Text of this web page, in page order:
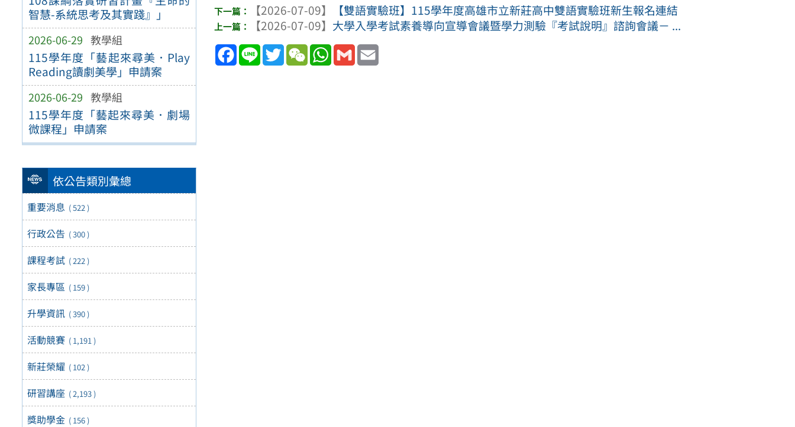
智慧-系統思考及其實踐』」
2026-06-29 教學組
115學年度「藝起來尋美．Play
Reading讀劇美學」申請案
2026-06-29 教學組
115學年度「藝起來尋美．劇場
微課程」申請案
依公告類別彙總
重要消息 ( 522 )
行政公告 ( 300 )
課程考試 ( 222 )
家長專區 ( 159 )
升學資訊 ( 390 )
活動競賽 ( 1,191 )
新莊榮耀 ( 102 )
研習講座 ( 2,193 )
獎助學金 ( 156 )
【2026-07-09】
【雙語實驗班】115學年度高雄市立新莊高中雙語實驗班新生報名連結
【2026-07-09】 大學入學考試素養導向宣導會議暨學力測驗『考試說明』諮詢會議－ ...
Facebook
Line TwitterWeChatWhatsApp
Gmail